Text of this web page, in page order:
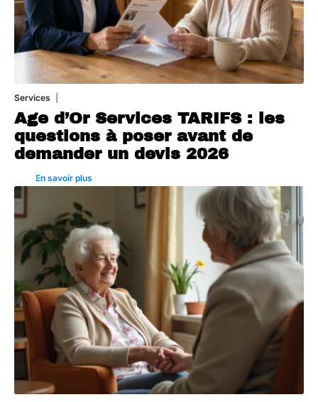
Services
Age d’Or Services TARIFS : les
questions à poser avant de
demander un devis 2026
En savoir plus